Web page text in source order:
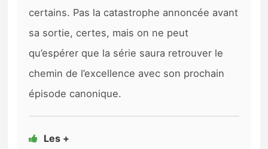
certains. Pas la catastrophe annoncée avant
sa sortie, certes, mais on ne peut
qu’espérer que la série saura retrouver le
chemin de l’excellence avec son prochain
épisode canonique.
Les +